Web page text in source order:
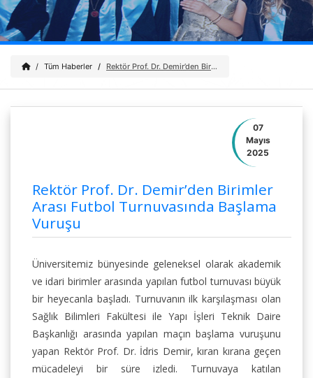
Tüm Haberler Rektör Prof. Dr. Demir’den Birimler Arası Futbol Turnuvasında Başlama Vuruşu
07
Mayıs
2025
Rektör Prof. Dr. Demir’den Birimler
Arası Futbol Turnuvasında Başlama
Vuruşu
Üniversitemiz bünyesinde geleneksel olarak akademik
ve idari birimler arasında yapılan futbol turnuvası büyük
bir heyecanla başladı. Turnuvanın ilk karşılaşması olan
Sağlık Bilimleri Fakültesi ile Yapı İşleri Teknik Daire
Başkanlığı arasında yapılan maçın başlama vuruşunu
yapan Rektör Prof. Dr. İdris Demir, kıran kırana geçen
mücadeleyi bir süre izledi. Turnuvaya katılan